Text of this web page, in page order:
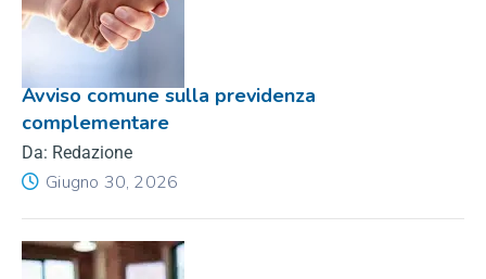
Avviso comune sulla previdenza
complementare
Da: Redazione
Giugno 30, 2026